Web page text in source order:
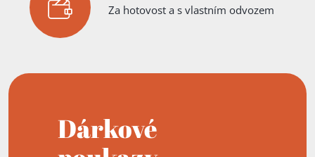
Za hotovost a s vlastním odvozem
Dárkové